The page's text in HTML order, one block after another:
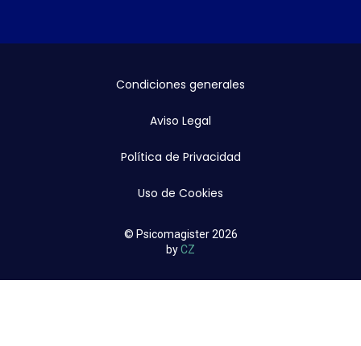
Condiciones generales
Aviso Legal
Política de Privacidad
Uso de Cookies
© Psicomagister 2026
byCZ